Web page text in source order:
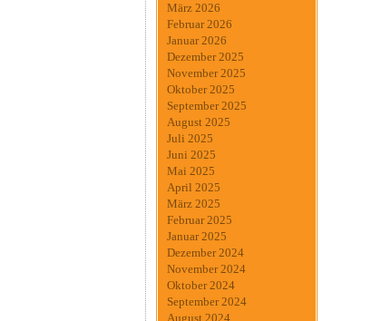
März 2026
Februar 2026
Januar 2026
Dezember 2025
November 2025
Oktober 2025
September 2025
August 2025
Juli 2025
Juni 2025
Mai 2025
April 2025
März 2025
Februar 2025
Januar 2025
Dezember 2024
November 2024
Oktober 2024
September 2024
August 2024